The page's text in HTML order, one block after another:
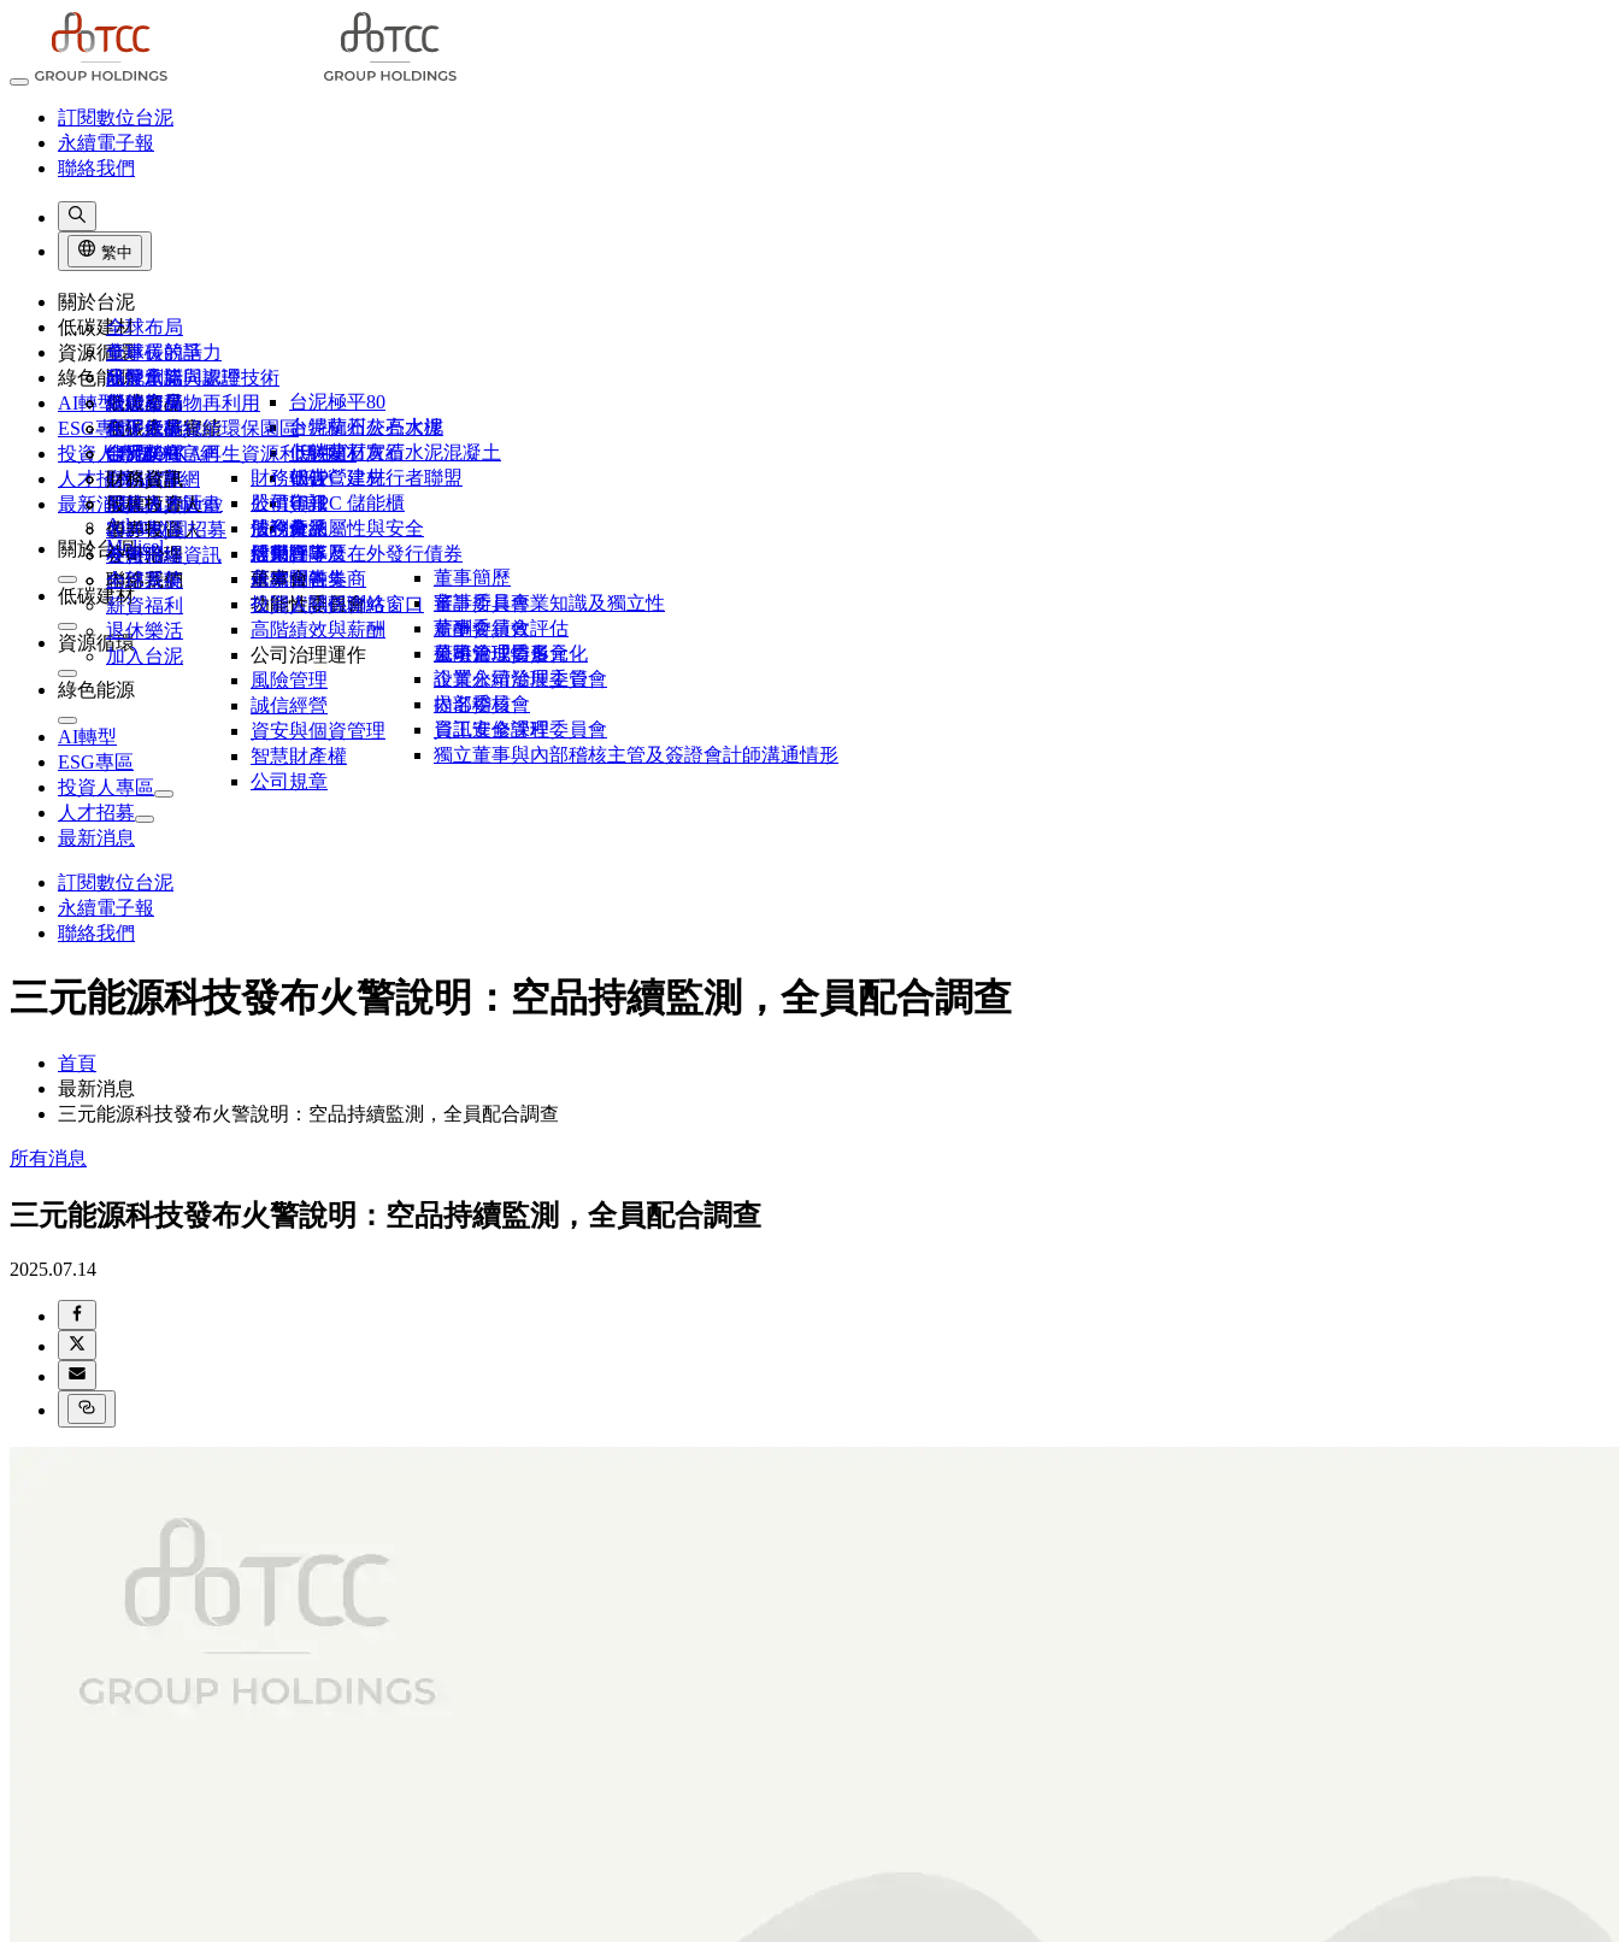
訂閱數位台泥
永續電子報
聯絡我們
繁中
關於台泥
全球布局
董事長的話
品牌承諾
組織架構
台泥大事紀
台泥榮耀
1101故事
供應商專區
客戶專區
各廠聯絡資訊
內部系統
低碳建材
全球碳競爭力
研發創新與認證
低碳產品
台泥極平80
卜特蘭石灰石水泥
卜特蘭石灰石水泥混凝土
UHPC 建材
UHPC 儲能櫃
產品屬性與安全
低碳產品實績
台泥杭州公亮大樓
低碳建材實績
低碳營建先行者聯盟
CIMPOR官網
OYAK官網
資源循環
水泥窯協同處理技術
營建廢棄物再利用
和平低碳綠能環保園區
台泥DAKA再生資源利用中心
綠色能源
綠能布局
台泥綠能
能元超商
台泥儲能
NHOA Energy
Atlante
Molicel
AI轉型
ESG專區
投資人專區
財務資訊
財務報告
公司年報
法說會
活動行事曆
股權投資人
股價資訊
股利分派
股東會
研究報告券商
公開資訊觀測站
債券投資人
債務彙總
信用評等及在外發行債券
永續金融
公司治理
經營團隊
董事會
董事簡歷
董事所具專業知識及獨立性
董事會績效評估
董事會成員多元化
功能性委員會
審計委員會
薪酬委員會
風險管理委員會
企業永續發展委員會
提名委員會
資訊安全管理委員會
獨立董事與內部稽核主管及簽證會計師溝通情形
高階績效與薪酬
公司治理運作
公司治理情形
設置公司治理主管
內部稽核
員工進修課程
風險管理
誠信經營
資安與個資管理
智慧財產權
公司規章
聯絡我們
基本問答集
投資人關係聯絡窗口
人才招募
尼莫人才計畫
2026 校園招募
友善職場
全球菁英
薪資福利
退休樂活
加入台泥
最新消息
關於台泥
低碳建材
資源循環
綠色能源
AI轉型
ESG專區
投資人專區
人才招募
最新消息
訂閱數位台泥
永續電子報
聯絡我們
三元能源科技發布火警說明：空品持續監測，全員配合調查
首頁
最新消息
三元能源科技發布火警說明：空品持續監測，全員配合調查
所有消息
三元能源科技發布火警說明：空品持續監測，全員配合調查
2025.07.14